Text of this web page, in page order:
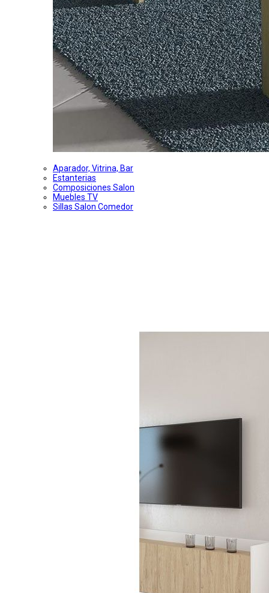
Aparador, Vitrina, Bar
Estanterias
Composiciones Salon
Muebles TV
Sillas Salon Comedor